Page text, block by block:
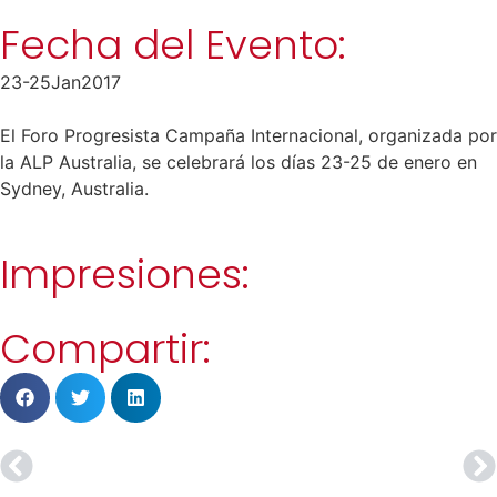
Fecha del Evento:
23-25Jan2017
El Foro Progresista Campaña Internacional, organizada por
la ALP Australia, se celebrará los días 23-25 de enero en
Sydney, Australia.
Impresiones:
Compartir: